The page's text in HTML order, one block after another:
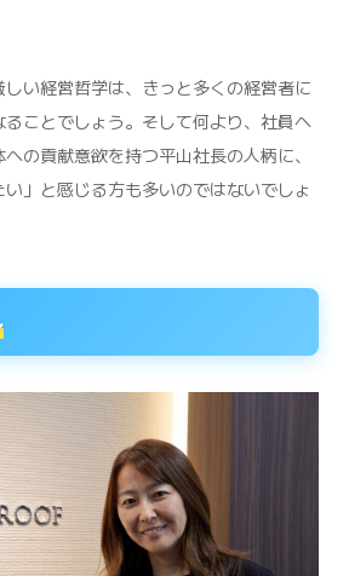
い経営哲学は、きっと多くの経営者に
ことでしょう。そして何より、社員へ
の貢献意欲を持つ平山社長の人柄に、
い」と感じる方も多いのではないでしょ